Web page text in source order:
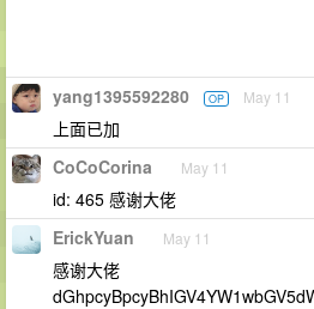
yang1395592280 OP May 11
上面已加
CoCoCorina May 11
id: 465 感谢大佬
ErickYuan May 11
感谢大佬